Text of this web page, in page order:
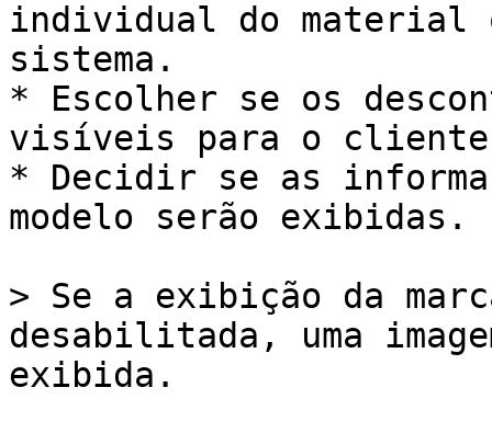
individual do material
sistema.
* Escolher se os
visíveis para o cliente
* Decidir se as
modelo serão exibidas.
> Se a exibição da
desabilitada, uma
exibida.